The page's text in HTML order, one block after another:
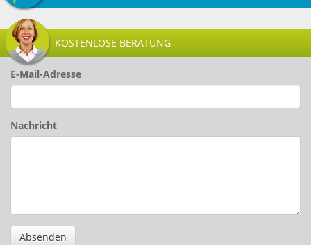
KOSTENLOSE BERATUNG
E-Mail-Adresse
Nachricht
Absenden